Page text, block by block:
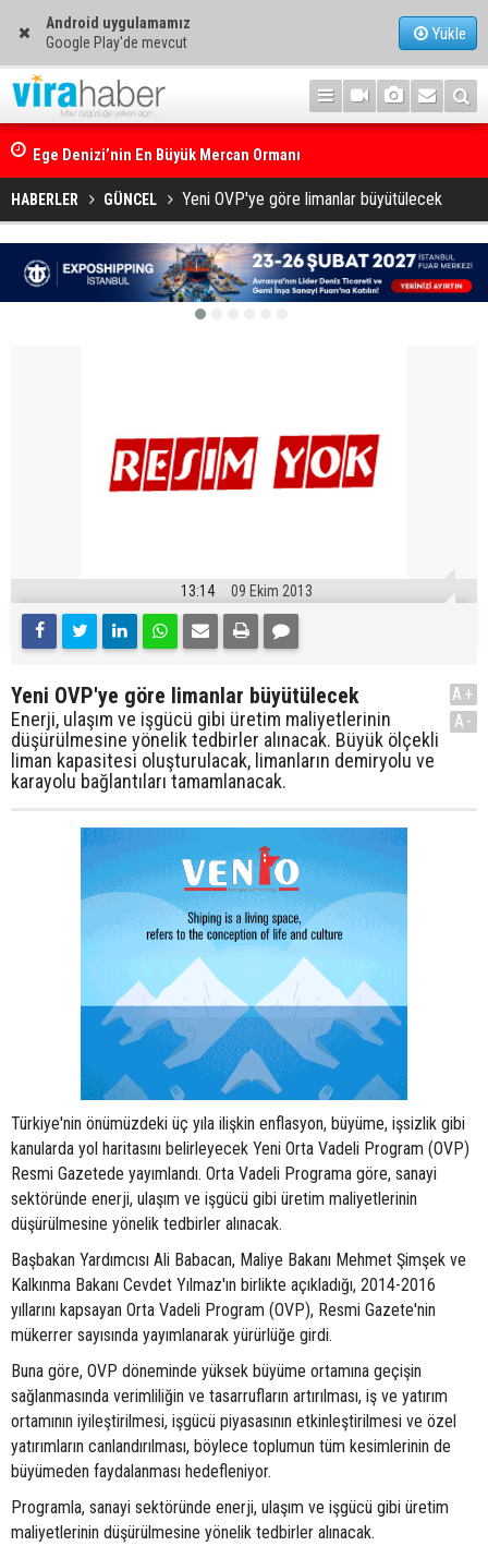
Android uygulamamız
Google Play'de mevcut
Yükle
Ege Denizi’nin En Büyük Mercan Ormanı
HABERLER GÜNCEL Yeni OVP'ye göre limanlar büyütülecek
13:14 09 Ekim 2013
Yeni OVP'ye göre limanlar büyütülecek
Enerji, ulaşım ve işgücü gibi üretim maliyetlerinin
düşürülmesine yönelik tedbirler alınacak. Büyük ölçekli
liman kapasitesi oluşturulacak, limanların demiryolu ve
karayolu bağlantıları tamamlanacak.
A+
A-
Türkiye'nin önümüzdeki üç yıla ilişkin enflasyon, büyüme, işsizlik gibi
kanularda yol haritasını belirleyecek Yeni Orta Vadeli Program (OVP)
Resmi Gazetede yayımlandı. Orta Vadeli Programa göre, sanayi
sektöründe enerji, ulaşım ve işgücü gibi üretim maliyetlerinin
düşürülmesine yönelik tedbirler alınacak.
Başbakan Yardımcısı Ali Babacan, Maliye Bakanı Mehmet Şimşek ve
Kalkınma Bakanı Cevdet Yılmaz'ın birlikte açıkladığı, 2014-2016
yıllarını kapsayan Orta Vadeli Program (OVP), Resmi Gazete'nin
mükerrer sayısında yayımlanarak yürürlüğe girdi.
Buna göre, OVP döneminde yüksek büyüme ortamına geçişin
sağlanmasında verimliliğin ve tasarrufların artırılması, iş ve yatırım
ortamının iyileştirilmesi, işgücü piyasasının etkinleştirilmesi ve özel
yatırımların canlandırılması, böylece toplumun tüm kesimlerinin de
büyümeden faydalanması hedefleniyor.
Programla, sanayi sektöründe enerji, ulaşım ve işgücü gibi üretim
maliyetlerinin düşürülmesine yönelik tedbirler alınacak.